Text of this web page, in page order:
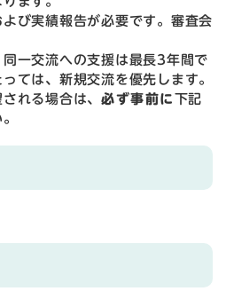
び実績報告が必要です。審査会
一交流への支援は最長3年間で
ては、新規交流を優先します。
れる場合は、 必ず事前に 下記